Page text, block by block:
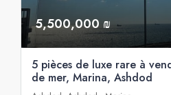
5,500,000 ₪
5 pièces de luxe rare à
de mer, Marina, Ashdod